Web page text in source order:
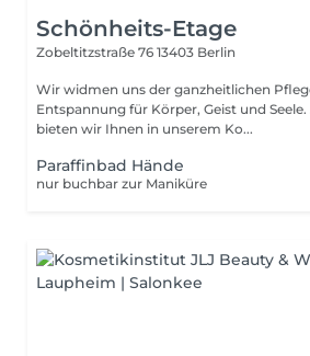
Schönheits-Etage
Zobeltitzstraße 76 13403 Berlin
Wir widmen uns der ganzheitlichen
Entspannung für Körper, Geist und Seele. Als Fachinstitut
bieten wir Ihnen in unserem Ko...
Paraffinbad Hände
nur buchbar zur Maniküre